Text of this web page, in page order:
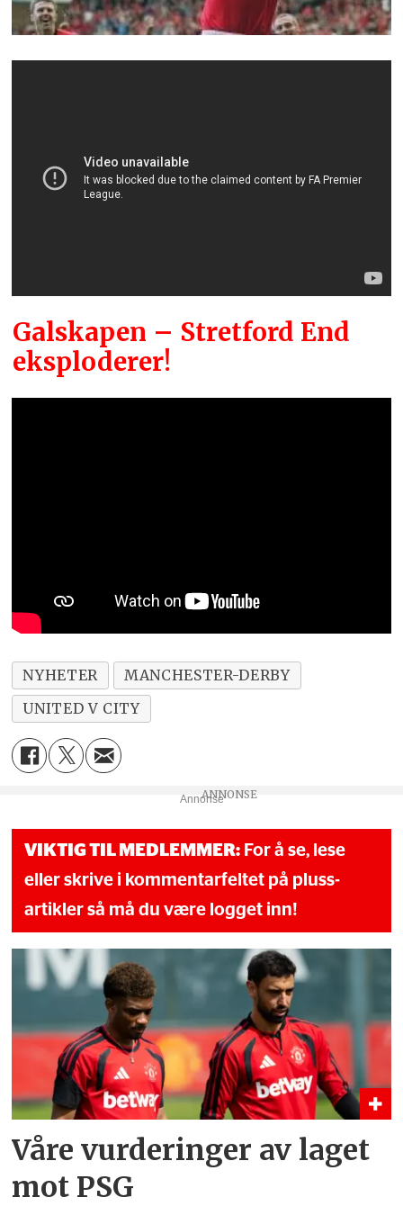
Galskapen – Stretford End
eksploderer!
NYHETER
MANCHESTER-DERBY
UNITED V CITY
Annonse
VIKTIG TIL MEDLEMMER: For å se, lese
eller skrive i kommentarfeltet på pluss-
artikler så må du være logget inn!
Våre vurderinger av laget
mot PSG